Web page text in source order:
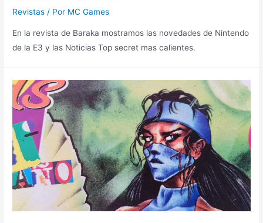
Revistas / Por MC Games
En la revista de Baraka mostramos las novedades de Nintendo
de la E3 y las Noticias Top secret mas calientes.